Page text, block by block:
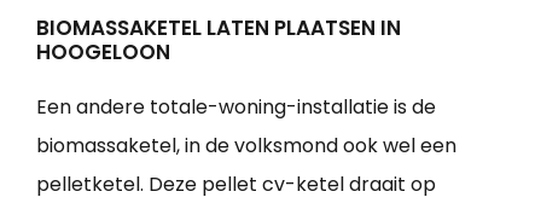
BIOMASSAKETEL LATEN PLAATSEN IN
HOOGELOON
Een andere totale-woning-installatie is de
biomassaketel, in de volksmond ook wel een
pelletketel. Deze pellet cv-ketel draait op